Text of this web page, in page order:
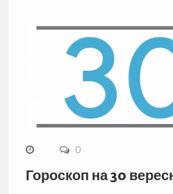
0
Гороскоп на 30